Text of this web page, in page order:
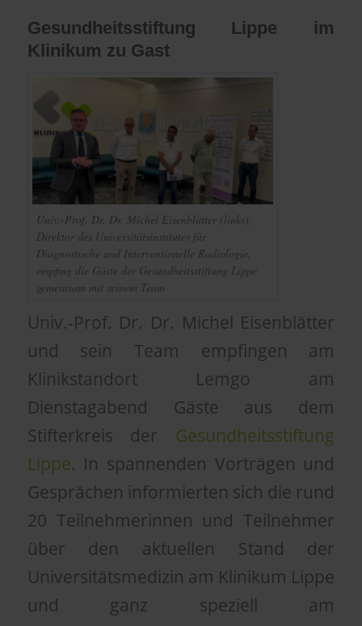
Gesundheitsstiftung Lippe im
Klinikum zu Gast
Univ.-Prof. Dr. Dr. Michel Eisenblätter (links),
Direktor des Universitätsinstitutes für
Diagnostische und Interventionelle Radiologie,
empfing die Gäste der Gesundheitsstiftung Lippe
gemeinsam mit seinem Team
Univ.-Prof. Dr. Dr. Michel Eisenblätter
und sein Team empfingen am
Klinikstandort Lemgo am
Dienstagabend Gäste aus dem
Stifterkreis der Gesundheitsstiftung
Lippe. In spannenden Vorträgen und
Gesprächen informierten sich die rund
20 Teilnehmerinnen und Teilnehmer
über den aktuellen Stand der
Universitätsmedizin am Klinikum Lippe
und ganz speziell am